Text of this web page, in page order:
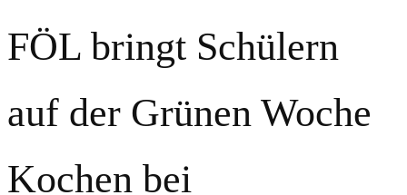
FÖL bringt Schülern
auf der Grünen Woche
Kochen bei